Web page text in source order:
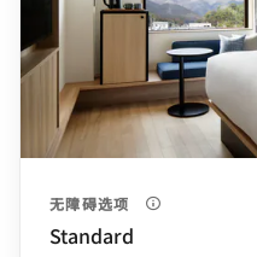
无障碍选项
Standard